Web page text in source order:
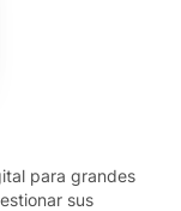
para grandes
sus